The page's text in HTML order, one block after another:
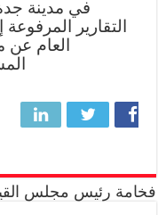
في مدينة
التقارير المرفوعة
العام عن
فخامة رئيس مجلس